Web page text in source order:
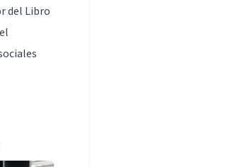
del Libro
el